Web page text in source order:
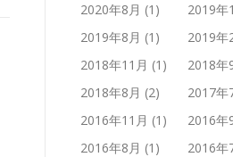
2020年8月 (1) 2019年
2019年8月 (1) 2019年
2018年11月 (1) 2018年
2018年8月 (2) 2017年
2016年11月 (1) 2016年
2016年8月 (1) 2016年